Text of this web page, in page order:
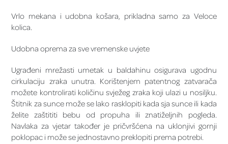
Vrlo mekana i udobna košara, prikladna samo za Veloce
kolica.
Udobna oprema za sve vremenske uvjete
Ugrađeni mrežasti umetak u baldahinu osigurava ugodnu
cirkulaciju zraka unutra. Korištenjem patentnog zatvarača
možete kontrolirati količinu svježeg zraka koji ulazi u nosiljku.
Štitnik za sunce može se lako rasklopiti kada sja sunce ili kada
želite zaštititi bebu od propuha ili znatiželjnih pogleda.
Navlaka za vjetar također je pričvršćena na uklonjivi gornji
poklopac i može se jednostavno preklopiti prema potrebi.